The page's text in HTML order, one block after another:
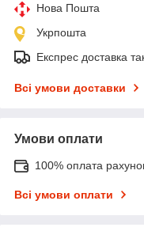
Нова Пошта
Укрпошта
Експрес доставка
Всі умови доставки
Умови оплати
100% оплата
Всі умови оплати